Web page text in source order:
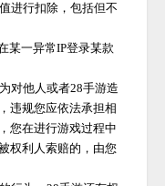
进行扣除，包括但不
某一异常IP登录某款
对他人或者28手游造
违规您应依法承担相
您在进行游戏过程中
权利人索赔的，由您